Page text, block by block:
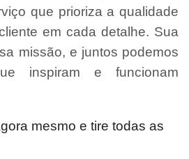
que prioriza a qualidade
em cada detalhe. Sua
missão, e juntos podemos
inspiram e funcionam
mesmo e tire todas as